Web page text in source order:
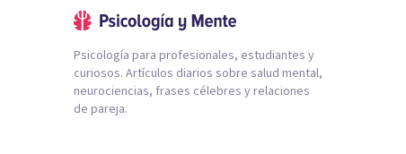
Psicología para profesionales, estudiantes y
curiosos. Artículos diarios sobre salud mental,
neurociencias, frases célebres y relaciones
de pareja.